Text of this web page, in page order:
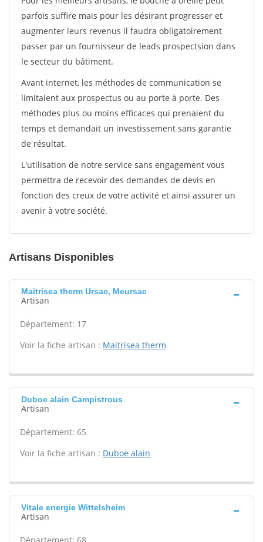
parfois suffire mais pour les désirant progresser et
augmenter leurs revenus il faudra obligatoirement
passer par un fournisseur de leads prospectsion dans
le secteur du bâtiment.
Avant internet, les méthodes de communication se
limitaient aux prospectus ou au porte à porte. Des
méthodes plus ou moins efficaces qui prenaient du
temps et demandait un investissement sans garantie
de résultat.
L'utilisation de notre service sans engagement vous
permettra de recevoir des demandes de devis en
fonction des creux de votre activité et ainsi assurer un
avenir à votre société.
Artisans Disponibles
Maitrisea therm Ursac, Meursac
Artisan
Département: 17
Voir la fiche artisan : Maitrisea therm
Duboe alain Campistrous
Artisan
Département: 65
Voir la fiche artisan : Duboe alain
Vitale energie Wittelsheim
Artisan